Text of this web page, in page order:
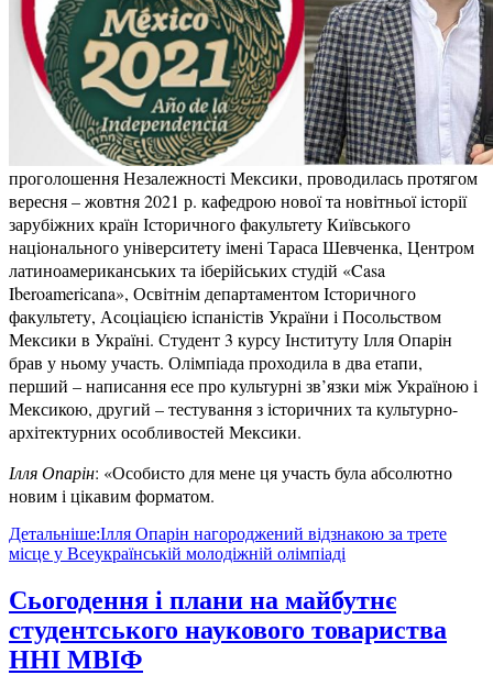
проголошення Незалежності Мексики, проводилась протягом
вересня – жовтня 2021 р. кафедрою нової та новітньої історії
зарубіжних країн Історичного факультету Київського
національного університету імені Тараса Шевченка, Центром
латиноамериканських та іберійських студій «Casa
Iberoamericana», Освітнім департаментом Історичного
факультету, Асоціацією іспаністів України і Посольством
Мексики в Україні. Студент 3 курсу Інституту Ілля Опарін
брав у ньому участь. Олімпіада проходила в два етапи,
перший – написання есе про культурні зв’язки між Україною і
Мексикою, другий – тестування з історичних та культурно-
архітектурних особливостей Мексики.
Ілля Опарін: «Особисто для мене ця участь була абсолютно
новим і цікавим форматом.
Детальніше:Ілля Опарін нагороджений відзнакою за трете
місце у Всеукраїнській молодіжній олімпіаді
Сьогодення і плани на майбутнє
студентського наукового товариства
ННІ МВІФ